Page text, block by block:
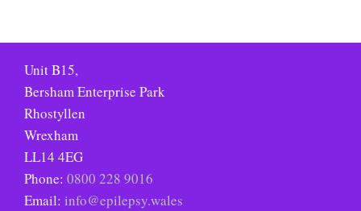
Unit B15,
Bersham Enterprise Park
Rhostyllen
Wrexham
LL14 4EG
Phone: 0800 228 9016
Email: info@epilepsy.wales